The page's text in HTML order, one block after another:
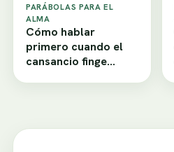
PARÁBOLAS PARA EL
ALMA
Cómo hablar
primero cuando el
cansancio finge